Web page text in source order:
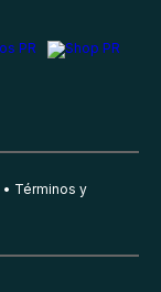
Términos y